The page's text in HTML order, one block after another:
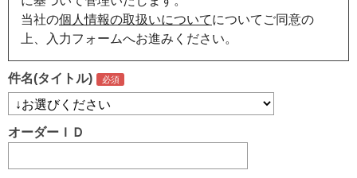
当社の個人情報の取扱いについてについてご同意の
上、入力フォームへお進みください。
件名(タイトル)
オーダーＩＤ